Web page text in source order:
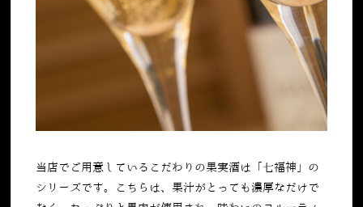
当店でご用意しているこだわりの果実酒は「七福神」の
シリーズです。こちらは、果汁がとっても濃厚なだけで